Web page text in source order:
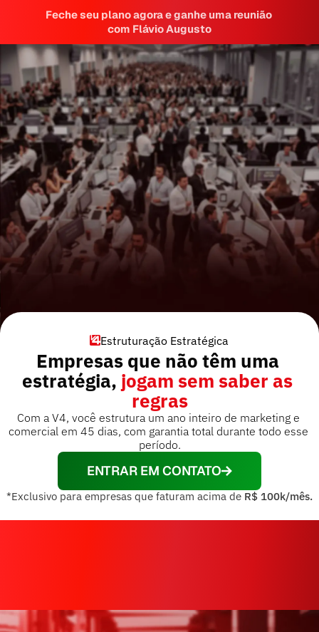
Feche seu plano agora e ganhe uma reunião
com Flávio Augusto
Estruturação Estratégica
Empresas que não têm uma
estratégia, jogam sem saber as
regras
Com a V4, você estrutura um ano inteiro de marketing e
comercial em 45 dias, com garantia total durante todo esse
período.
ENTRAR EM CONTATO
*Exclusivo para empresas que faturam acima de R$ 100k/mês.